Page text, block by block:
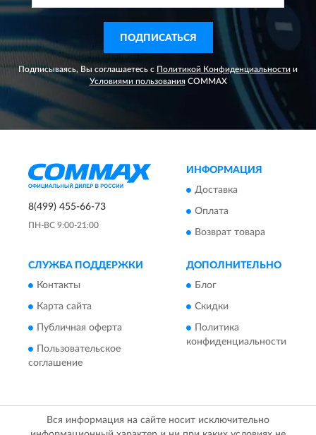
ПОДПИСАТЬСЯ
Подписываясь, Вы соглашаетесь с Политикой Конфиденциальности и
Условиями пользованияCOMMAX
8(499) 455-66-73
ПН-ВС 9:00-21:00
ИНФОРМАЦИЯ
Доставка
Оплата
Возврат товара
СЛУЖБА ПОДДЕРЖКИ
Контакты
Карта сайта
Публичная оферта
Пользовательское
соглашение
ДОПОЛНИТЕЛЬНО
Блог
Скидки
Политика
конфиденциальности
Вся информация на сайте носит исключительно